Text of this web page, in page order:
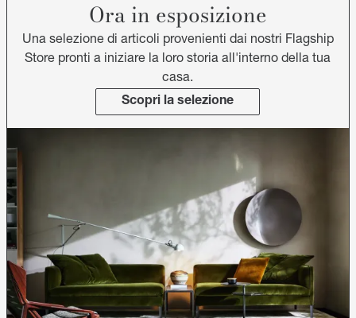
Ora in esposizione
Una selezione di articoli provenienti dai nostri Flagship
Store pronti a iniziare la loro storia all'interno della tua
casa.
Scopri la selezione